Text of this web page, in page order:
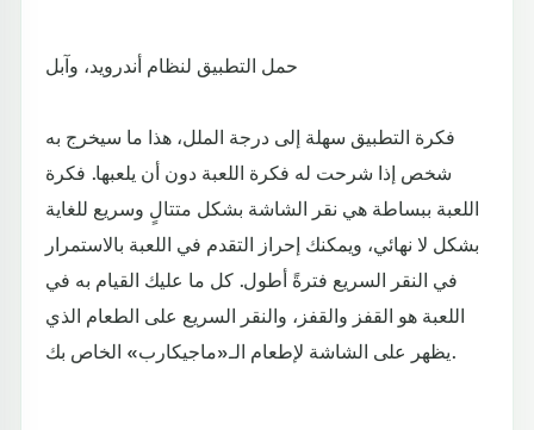
حمل التطبيق لنظام أندرويد، وآبل
فكرة التطبيق سهلة إلى درجة الملل، هذا ما سيخرج به
شخص إذا شرحت له فكرة اللعبة دون أن يلعبها. فكرة
اللعبة ببساطة هي نقر الشاشة بشكل متتالٍ وسريع للغاية
بشكل لا نهائي، ويمكنك إحراز التقدم في اللعبة بالاستمرار
في النقر السريع فترةً أطول. كل ما عليك القيام به في
اللعبة هو القفز والقفز، والنقر السريع على الطعام الذي
يظهر على الشاشة لإطعام الـ«ماجيكارب» الخاص بك.